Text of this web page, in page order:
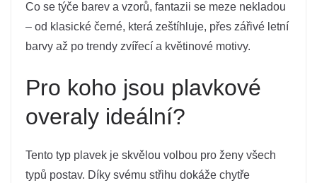
Co se týče barev a vzorů, fantazii se meze nekladou
– od klasické černé, která zeštíhluje, přes zářivé letní
barvy až po trendy zvířecí a květinové motivy.
Pro koho jsou plavkové
overaly ideální?
Tento typ plavek je skvělou volbou pro ženy všech
typů postav. Díky svému střihu dokáže chytře